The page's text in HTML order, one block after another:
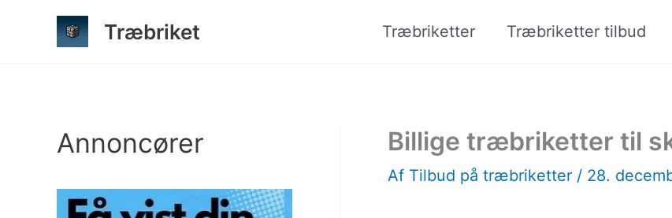
Træbriket Træbriketter Træbriketter tilbud
Annoncører Billige træbriketter til
Af Tilbud på træbriketter / 28.